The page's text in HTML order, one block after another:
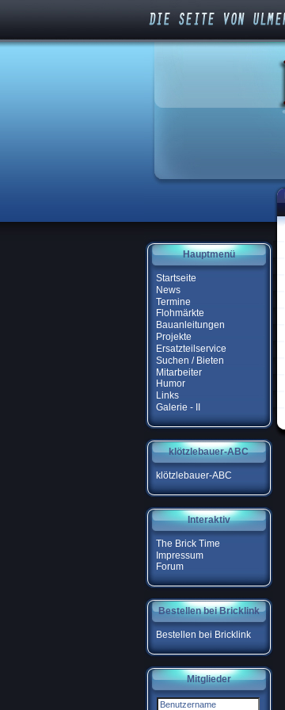
Hauptmenü
Startseite
News
Termine
Flohmärkte
Bauanleitungen
Projekte
Ersatzteilservice
Suchen / Bieten
Mitarbeiter
Humor
Links
Galerie - II
klötzlebauer-ABC
klötzlebauer-ABC
Interaktiv
The Brick Time
Impressum
Forum
Bestellen bei Bricklink
Bestellen bei Bricklink
Mitglieder